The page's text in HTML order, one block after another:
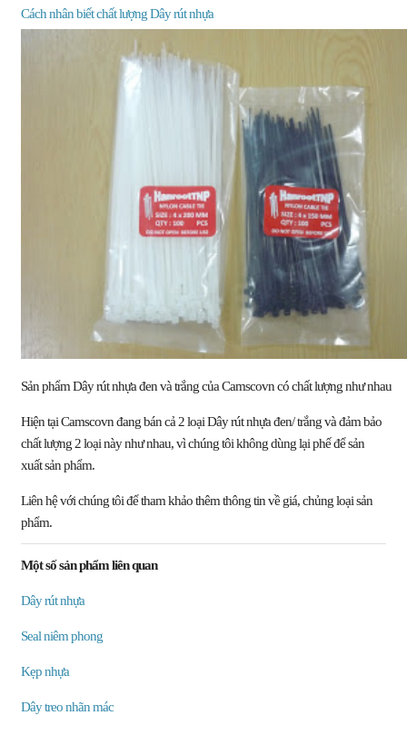
Cách nhân biết chất lượng Dây rút nhựa
Sản phẩm Dây rút nhựa đen và trắng của Camscovn có chất lượng như nhau
Hiện tại Camscovn đang bán cả 2 loại Dây rút nhựa đen/ trắng và đảm bảo
chất lượng 2 loại này như nhau, vì chúng tôi không dùng lại phế để sản
xuất sản phẩm.
Liên hệ với chúng tôi để tham khảo thêm thông tin về giá, chủng loại sản
phẩm.
Một số sản phẩm liên quan
Dây rút nhựa
Seal niêm phong
Kẹp nhựa
Dây treo nhãn mác